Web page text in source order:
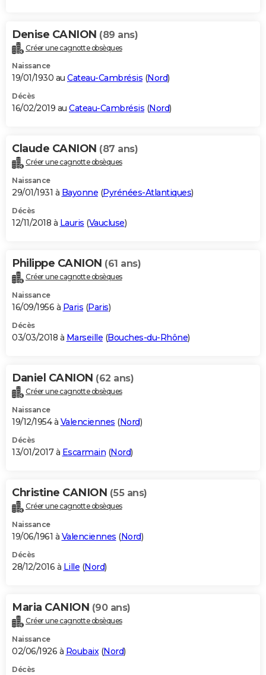
Denise CANION (89 ans)
Créer une cagnotte obsèques
Naissance
19/01/1930 au Cateau-Cambrésis (Nord)
Décès
16/02/2019 au Cateau-Cambrésis (Nord)
Claude CANION (87 ans)
Créer une cagnotte obsèques
Naissance
29/01/1931 à Bayonne (Pyrénées-Atlantiques)
Décès
12/11/2018 à Lauris (Vaucluse)
Philippe CANION (61 ans)
Créer une cagnotte obsèques
Naissance
16/09/1956 à Paris (Paris)
Décès
03/03/2018 à Marseille (Bouches-du-Rhône)
Daniel CANION (62 ans)
Créer une cagnotte obsèques
Naissance
19/12/1954 à Valenciennes (Nord)
Décès
13/01/2017 à Escarmain (Nord)
Christine CANION (55 ans)
Créer une cagnotte obsèques
Naissance
19/06/1961 à Valenciennes (Nord)
Décès
28/12/2016 à Lille (Nord)
Maria CANION (90 ans)
Créer une cagnotte obsèques
Naissance
02/06/1926 à Roubaix(Nord)
Décès